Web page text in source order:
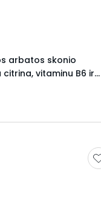
arbatos skonio
citrina, vitaminu B6 ir